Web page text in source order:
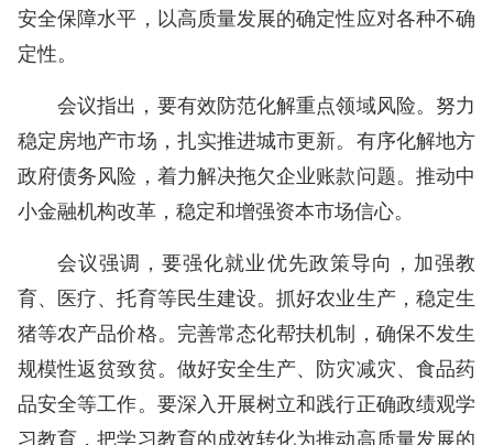
安全保障水平，以高质量发展的确定性应对各种不确
定性。
会议指出，要有效防范化解重点领域风险。努力
稳定房地产市场，扎实推进城市更新。有序化解地方
政府债务风险，着力解决拖欠企业账款问题。推动中
小金融机构改革，稳定和增强资本市场信心。
会议强调，要强化就业优先政策导向，加强教
育、医疗、托育等民生建设。抓好农业生产，稳定生
猪等农产品价格。完善常态化帮扶机制，确保不发生
规模性返贫致贫。做好安全生产、防灾减灾、食品药
品安全等工作。要深入开展树立和践行正确政绩观学
习教育，把学习教育的成效转化为推动高质量发展的